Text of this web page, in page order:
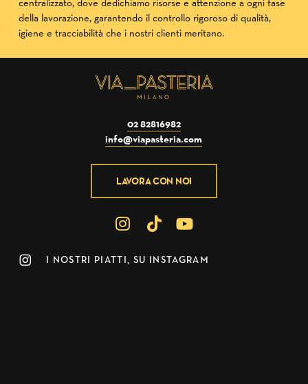
della lavorazione, garantendo il controllo rigoroso di qualità,
igiene e tracciabilità che i nostri clienti meritano.
02 82816982
info@viapasteria.com
LAVORA CON NOI
I NOSTRI PIATTI, SU INSTAGRAM